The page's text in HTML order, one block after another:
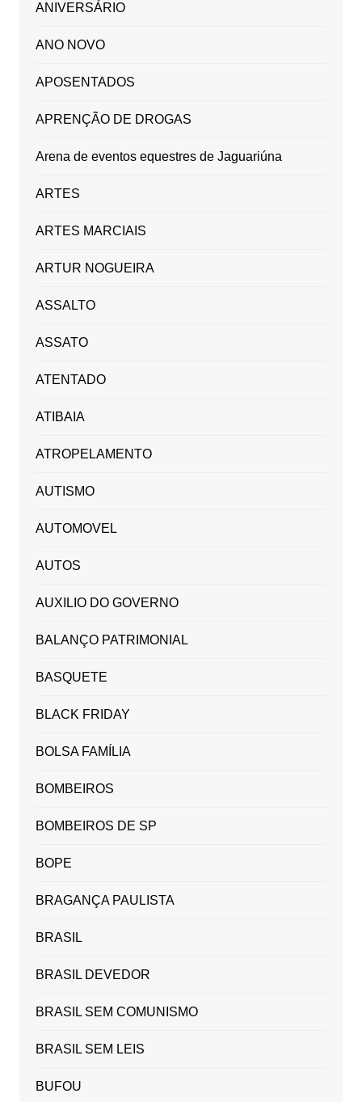
ANIVERSÁRIO
ANO NOVO
APOSENTADOS
APRENÇÃO DE DROGAS
Arena de eventos equestres de Jaguariúna
ARTES
ARTES MARCIAIS
ARTUR NOGUEIRA
ASSALTO
ASSATO
ATENTADO
ATIBAIA
ATROPELAMENTO
AUTISMO
AUTOMOVEL
AUTOS
AUXILIO DO GOVERNO
BALANÇO PATRIMONIAL
BASQUETE
BLACK FRIDAY
BOLSA FAMÍLIA
BOMBEIROS
BOMBEIROS DE SP
BOPE
BRAGANÇA PAULISTA
BRASIL
BRASIL DEVEDOR
BRASIL SEM COMUNISMO
BRASIL SEM LEIS
BUFOU